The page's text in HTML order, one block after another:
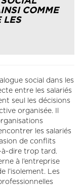
COMME
LES
social dans les
entre les salariés
seul les décisions
organisée. Il
les salariés
de conflits
à-dire trop tard.
à l’entreprise
l’isolement. Les